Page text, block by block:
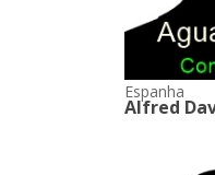
Espanha
Alfred